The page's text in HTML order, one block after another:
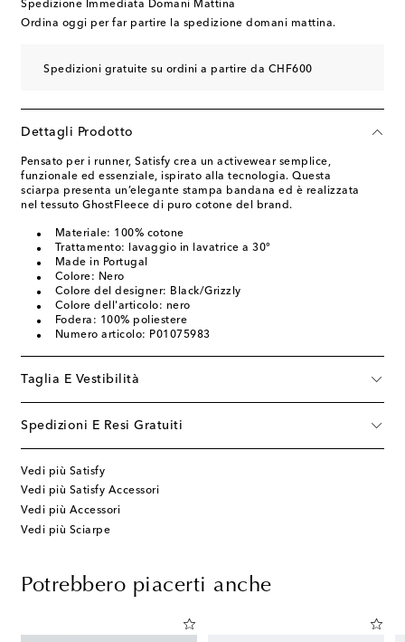
Spedizione Immediata Domani Mattina
Ordina oggi per far partire la spedizione domani mattina.
Spedizioni gratuite su ordini a partire da CHF600
Dettagli Prodotto
Pensato per i runner, Satisfy crea un activewear semplice,
funzionale ed essenziale, ispirato alla tecnologia. Questa
sciarpa presenta un’elegante stampa bandana ed è realizzata
nel tessuto GhostFleece di puro cotone del brand.
Materiale: 100% cotone
Trattamento: lavaggio in lavatrice a 30°
Made in Portugal
Colore: Nero
Colore del designer: Black/Grizzly
Colore dell'articolo: nero
Fodera: 100% poliestere
Numero articolo: P01075983
Taglia E Vestibilità
Spedizioni E Resi Gratuiti
Vedi più Satisfy
Vedi più Satisfy Accessori
Vedi più Accessori
Vedi più Sciarpe
Potrebbero piacerti anche